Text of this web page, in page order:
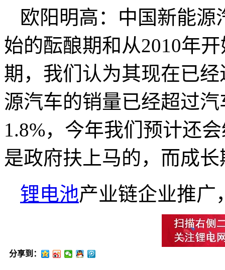
欧阳明高：中国新能
始的酝酿期和从2010年
期，我们认为其现在已
源汽车的销量已经超过
1.8%，今年我们预计还
是政府扶上马的，而成
锂电池产业链企业推广
分享到：